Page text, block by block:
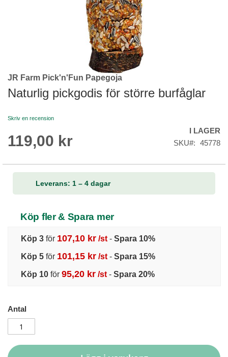
Skip
to
the
of
images
JR Farm Pick'n'Fun Papegoja
Naturlig pickgodis för större burfåglar
Skriv en recension
119,00 kr
I LAGER
SKU
45778
Leverans: 1 – 4 dagar
Köp fler & Spara mer
Köp 3 för 107,10 kr /st - Spara 10%
Köp 5 för 101,15 kr /st - Spara 15%
Köp 10 för 95,20 kr /st - Spara 20%
Antal